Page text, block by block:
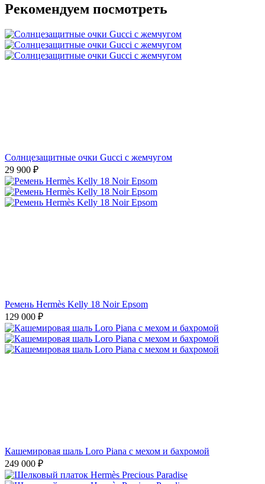
Рекомендуем посмотреть
Солнцезащитные очки Gucci с жемчугом
29 900 ₽
Ремень Hermès Kelly 18 Noir Epsom
129 000 ₽
Кашемировая шаль Loro Piana с мехом и бахромой
249 000 ₽